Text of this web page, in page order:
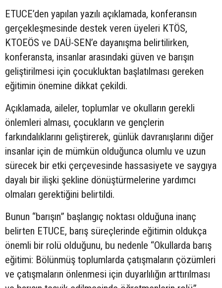
ETUCE’den yapılan yazılı açıklamada, konferansın
gerçekleşmesinde destek veren üyeleri KTÖS,
KTOEÖS ve DAÜ-SEN’e dayanışma belirtilirken,
konferansta, insanlar arasındaki güven ve barışın
geliştirilmesi için çocukluktan başlatılması gereken
eğitimin önemine dikkat çekildi.
Açıklamada, aileler, toplumlar ve okulların gerekli
önlemleri alması, çocukların ve gençlerin
farkındalıklarını geliştirerek, günlük davranışlarını diğer
insanlar için de mümkün olduğunca olumlu ve uzun
sürecek bir etki çerçevesinde hassasiyete ve saygıya
dayalı bir ilişki şekline dönüştürmelerine yardımcı
olmaları gerektiğini belirtildi.
Bunun “barışın” başlangıç noktası olduğuna inanç
belirten ETUCE, barış süreçlerinde eğitimin oldukça
önemli bir rolü olduğunu, bu nedenle “Okullarda barış
eğitimi: Bölünmüş toplumlarda çatışmaların çözümleri
ve çatışmaların önlenmesi için duyarlılığın arttırılması